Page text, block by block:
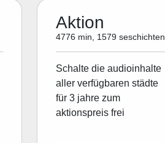
Aktion
4776 min, 1579 seschichten
Schalte die audioinhalte
aller verfügbaren städte
für 3 jahre zum
aktionspreis frei